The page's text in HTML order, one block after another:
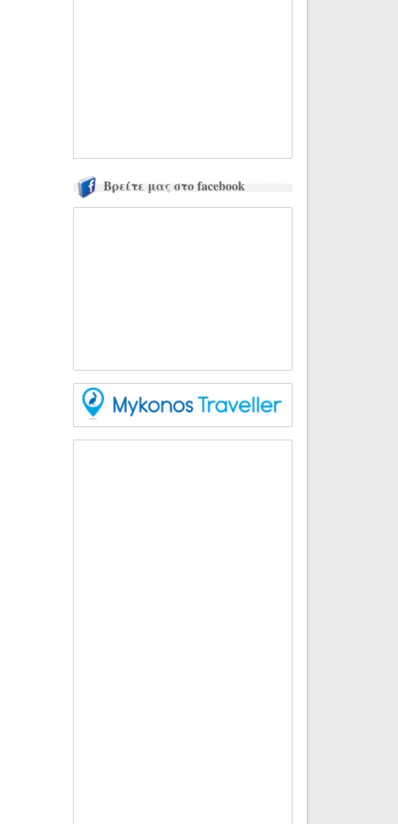
Βρείτε μας στο facebook